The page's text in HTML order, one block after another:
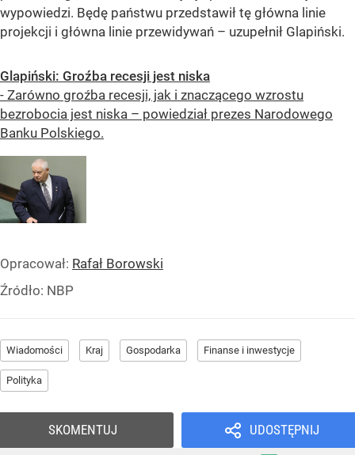
wypowiedzi. Będę państwu przedstawił tę główna linie
projekcji i główna linie przewidywań – uzupełnił Glapiński.
Glapiński: Groźba recesji jest niska
- Zarówno groźba recesji, jak i znaczącego wzrostu
bezrobocia jest niska – powiedział prezes Narodowego
Banku Polskiego.
Opracował: Rafał Borowski
Źródło: NBP
Wiadomości Kraj Gospodarka Finanse i inwestycje
Polityka
UDOSTĘPNIJ
SKOMENTUJ